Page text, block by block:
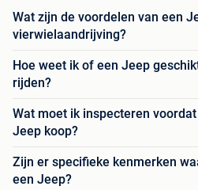
Wat zijn de voordelen van een
vierwielaandrijving?
Hoe weet ik of een Jeep
rijden?
Wat moet ik inspecteren
Jeep koop?
Zijn er specifieke kenmerken
een Jeep?